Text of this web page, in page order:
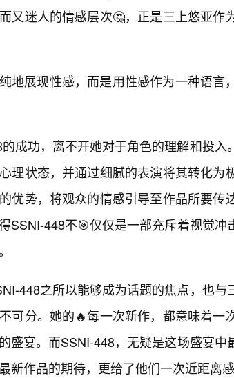
又迷人的情感层次🤔，正是三上悠亚作
地展现性感，而是用性感作为一种语言
成功，离不开她对于角色的理解和投入
理状态，并通过细腻的表演将其转化为
优势，将观众的情感引导至作品所要传
SSNI-448不🎯仅仅是一部充斥着视觉冲
448之所以能够成为话题的焦点，也
可分。她的🔥每一次新作，都意味着一
盛宴。而SSNI-448，无疑是这场盛宴中
新作品的期待，更给了他们一次近距离